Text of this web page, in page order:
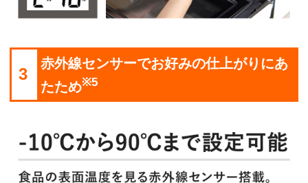
3
赤外線センサーでお好みの仕上がりにあ
たため※5